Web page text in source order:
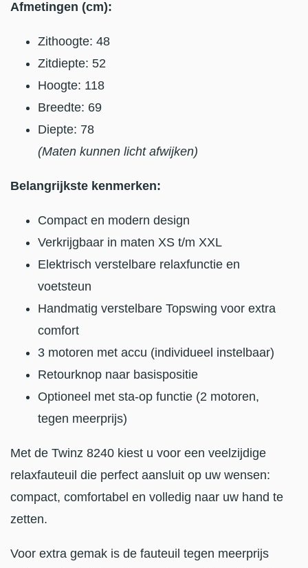
Afmetingen (cm):
Zithoogte: 48
Zitdiepte: 52
Hoogte: 118
Breedte: 69
Diepte: 78
(Maten kunnen licht afwijken)
Belangrijkste kenmerken:
Compact en modern design
Verkrijgbaar in maten XS t/m XXL
Elektrisch verstelbare relaxfunctie en
voetsteun
Handmatig verstelbare Topswing voor extra
comfort
3 motoren met accu (individueel instelbaar)
Retourknop naar basispositie
Optioneel met sta-op functie (2 motoren,
tegen meerprijs)
Met de Twinz 8240 kiest u voor een veelzijdige
relaxfauteuil die perfect aansluit op uw wensen:
compact, comfortabel en volledig naar uw hand te
zetten.
Voor extra gemak is de fauteuil tegen meerprijs